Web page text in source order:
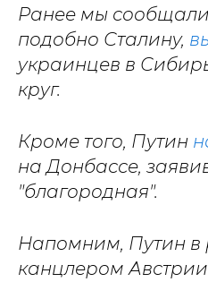
Ранее мы
подобно Сталину,
украинцев в
круг.
Кроме того, Путин
на Донбассе,
"благородная".
Напомним, Путин в
канцлером